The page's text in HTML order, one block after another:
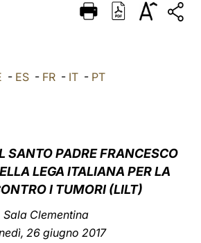
DEUTSCH
- ES- FR- IT- PT
SANTO PADRE FRANCESCO
LEGA ITALIANA PER LA
I TUMORI (LILT)
Sala Clementina
26 giugno 2017